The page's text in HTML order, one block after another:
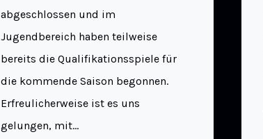
abgeschlossen und im
Jugendbereich haben teilweise
bereits die Qualifikationsspiele für
die kommende Saison begonnen.
Erfreulicherweise ist es uns
gelungen, mit…